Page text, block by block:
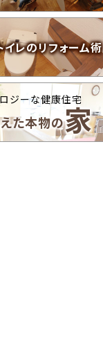
イレのリフォーム術
ジーな健康住宅
た本物の家